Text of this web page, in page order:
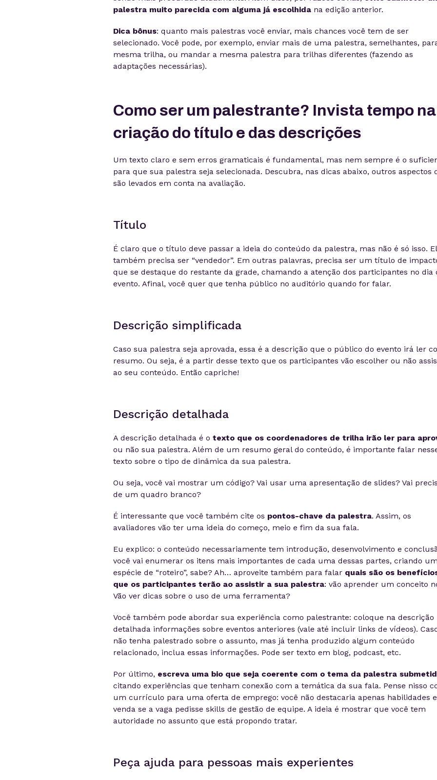
palestra muito parecida com alguma já escolhidana edição anterior.
Dica bônus: quanto mais palestras você enviar, mais chances você tem de ser
selecionado. Você pode, por exemplo, enviar mais de uma palestra, semelhantes,
mesma trilha, ou mandar a mesma palestra para trilhas diferentes (fazendo as
adaptações necessárias).
Como ser um palestrante? Invista tempo na
criação do título e das descrições
Um texto claro e sem erros gramaticais é fundamental, mas nem sempre é o
para que sua palestra seja selecionada. Descubra, nas dicas abaixo, outros aspectos
são levados em conta na avaliação.
Título
É claro que o título deve passar a ideia do conteúdo da palestra, mas não é só isso.
também precisa ser “vendedor”. Em outras palavras, precisa ser um título de
que se destaque do restante da grade, chamando a atenção dos participantes no dia
evento. Afinal, você quer que tenha público no auditório quando for falar.
Descrição simplificada
Caso sua palestra seja aprovada, essa é a descrição que o público do evento irá ler
resumo. Ou seja, é a partir desse texto que os participantes vão escolher ou não
ao seu conteúdo. Então capriche!
Descrição detalhada
A descrição detalhada é o texto que os coordenadores de trilha irão ler para
ou não sua palestra. Além de um resumo geral do conteúdo, é importante falar
texto sobre o tipo de dinâmica da sua palestra.
Ou seja, você vai mostrar um código? Vai usar uma apresentação de slides? Vai
de um quadro branco?
É interessante que você também cite os pontos-chave da palestra. Assim, os
avaliadores vão ter uma ideia do começo, meio e fim da sua fala.
Eu explico: o conteúdo necessariamente tem introdução, desenvolvimento e
você vai enumerar os itens mais importantes de cada uma dessas partes, criando
espécie de “roteiro”, sabe? Ah… aproveite também para falarquais são os
que os participantes terão ao assistir a sua palestra: vão aprender um conceito
Vão ver dicas sobre o uso de uma ferramenta?
Você também pode abordar sua experiência como palestrante: coloque na descrição
detalhada informações sobre eventos anteriores (vale até incluir links de vídeos).
não tenha palestrado sobre o assunto, mas já tenha produzido algum conteúdo
relacionado, inclua essas informações. Pode ser texto em blog, podcast, etc.
Por último, escreva uma bio que seja coerente com o tema da palestra
citando experiências que tenham conexão com a temática da sua fala. Pense nisso
um currículo para uma oferta de emprego: você não destacaria apenas habilidades
venda se a vaga pedisse skills de gestão de equipe. A ideia é mostrar que você tem
autoridade no assunto que está propondo tratar.
Peça ajuda para pessoas mais experientes